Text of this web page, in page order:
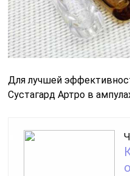
Для лучшей
Сустагард Артро в